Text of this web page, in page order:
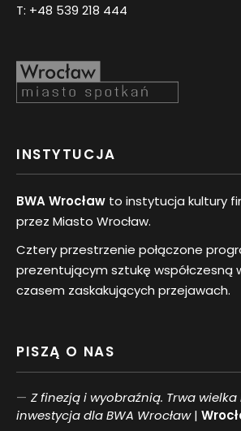
T: +48 539 218 444
INSTYTUCJA
BWA Wrocław to instytucja kultury
przez Miasto Wrocław.
Cztery przestrzenie połączone
prezentującym sztukę współczesną
czasem zaskakujących przejawach.
PISZĄ O NAS
Z finezją i wyobraźnią. Trwa wielka
inwestycja dla BWA Wrocław|